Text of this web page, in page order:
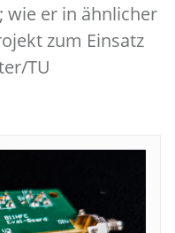
wie er in ähnlicher
zum Einsatz
TU